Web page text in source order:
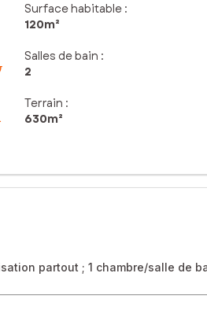
Surface habitable :
120m²
Salles de bain :
2
Terrain :
630m²
partout ; 1 chambre/salle de